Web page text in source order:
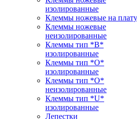
изолированные
Клеммы ножевые на плату
Клеммы ножевые
неизолированные
Клеммы тип *B*
изолированные
Клеммы тип *O*
изолированные
Клеммы тип *O*
неизолированные
Клеммы тип *U*
изолированные
Лепестки